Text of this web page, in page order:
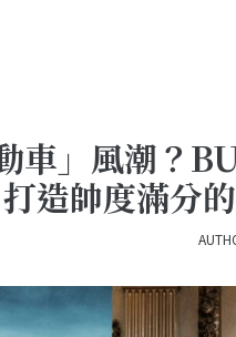
車」風潮？
打造帥度滿分